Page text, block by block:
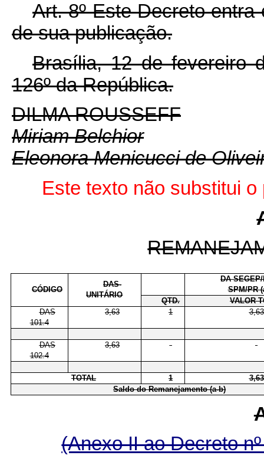
Art. 8º Este Decreto
de sua publicação.
Brasília, 12 de fevereiro
126º da República.
DILMA ROUSSEFF
Miriam Belchior
Eleonora Menicucci de
Este texto não substitui
CÓDIGO
DAS-
UNITÁRIO
DA
SPM/PR
QTD.
VALOR
DAS
101.4
3,63 1 3,63
DAS
102.4
3,63 - -
TOTAL 1
3,63
Saldo do Remanejamento (a-b)
(Anexo II ao Decreto